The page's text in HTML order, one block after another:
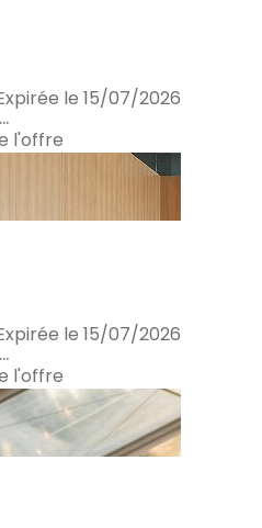
le 15/07/2026
l'offre
le 15/07/2026
l'offre